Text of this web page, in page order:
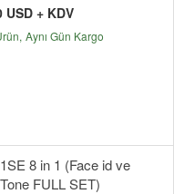
USD + KDV
Aynı Gün Kargo
8 in 1 (Face id ve
FULL SET)